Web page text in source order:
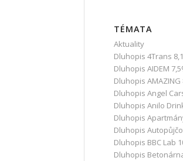
TÉMATA
Aktuality
Dluhopis 4Trans
Dluhopis AIDEM
Dluhopis AMAZING
Dluhopis Angel
Dluhopis Anilo
Dluhopis
Dluhopis
Dluhopis BBC Lab
Dluhopis